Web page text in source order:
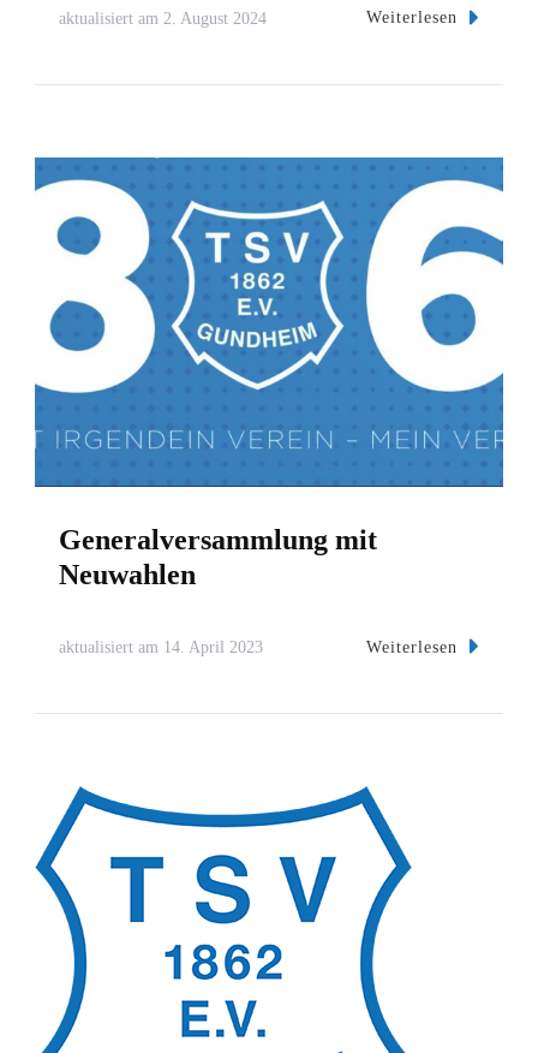
aktualisiert am 2. August 2024 Weiterlesen
Generalversammlung mit
Neuwahlen
aktualisiert am 14. April 2023 Weiterlesen